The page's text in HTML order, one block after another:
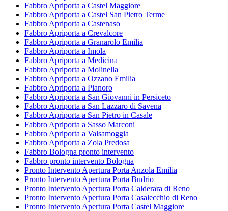
Fabbro Apriporta a Castel Maggiore
Fabbro Apriporta a Castel San Pietro Terme
Fabbro Apriporta a Castenaso
Fabbro Apriporta a Crevalcore
Fabbro Apriporta a Granarolo Emilia
Fabbro Apriporta a Imola
Fabbro Apriporta a Medicina
Fabbro Apriporta a Molinella
Fabbro Apriporta a Ozzano Emilia
Fabbro Apriporta a Pianoro
Fabbro Apriporta a San Giovanni in Persiceto
Fabbro Apriporta a San Lazzaro di Savena
Fabbro Apriporta a San Pietro in Casale
Fabbro Apriporta a Sasso Marconi
Fabbro Apriporta a Valsamoggia
Fabbro Apriporta a Zola Predosa
Fabbro Bologna pronto intervento
Fabbro pronto intervento Bologna
Pronto Intervento Apertura Porta Anzola Emilia
Pronto Intervento Apertura Porta Budrio
Pronto Intervento Apertura Porta Calderara di Reno
Pronto Intervento Apertura Porta Casalecchio di Reno
Pronto Intervento Apertura Porta Castel Maggiore